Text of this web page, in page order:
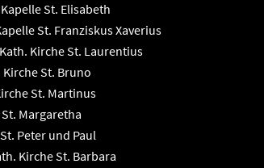
St. Elisabeth
St. Franziskus Xaverius
Kirche St. Laurentius
St. Bruno
St. Martinus
Margaretha
Peter und Paul
Kirche St. Barbara